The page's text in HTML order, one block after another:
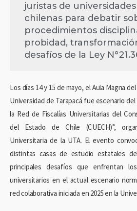
juristas de
chilenas para debatir
procedimientos
probidad,
desafíos de la Ley
Los días 14 y 15 de mayo, el Aula Magna
Universidad de Tarapacá fue escenario
la Red de Fiscalías Universitarias del
del Estado de Chile (CUECH)”,
Universitaria de la UTA. El evento
distintas casas de estudio estatales
principales desafíos que enfrentan
universitarios en el actual escenario
red colaborativa iniciada en 2025 en la